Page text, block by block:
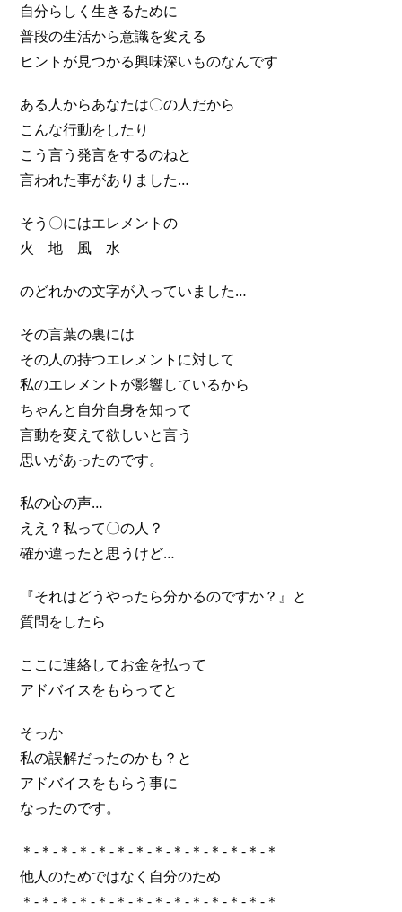
自分らしく生きるために
普段の生活から意識を変える
ヒントが見つかる興味深いものなんです
ある人からあなたは〇の人だから
こんな行動をしたり
こう言う発言をするのねと
言われた事がありました…
そう〇にはエレメントの
火 地 風 水
のどれかの文字が入っていました…
その言葉の裏には
その人の持つエレメントに対して
私のエレメントが影響しているから
ちゃんと自分自身を知って
言動を変えて欲しいと言う
思いがあったのです。
私の心の声…
ええ？私って〇の人？
確か違ったと思うけど…
『それはどうやったら分かるのですか？』と
質問をしたら
ここに連絡してお金を払って
アドバイスをもらってと
そっか
私の誤解だったのかも？と
アドバイスをもらう事に
なったのです。
＊-＊-＊-＊-＊-＊-＊-＊-＊-＊-＊-＊-＊-＊
他人のためではなく自分のため
＊-＊-＊-＊-＊-＊-＊-＊-＊-＊-＊-＊-＊-＊